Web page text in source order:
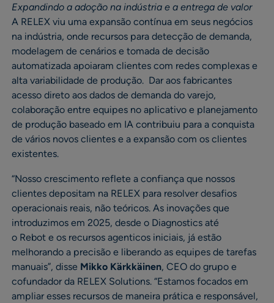
Expandindo a adoção na indústria e a entrega de valor
A RELEX viu uma expansão contínua em seus negócios
na indústria, onde recursos para detecção de demanda,
modelagem de cenários e tomada de decisão
automatizada apoiaram clientes com redes complexas e
alta variabilidade de produção. Dar aos fabricantes
acesso direto aos dados de demanda do varejo,
colaboração entre equipes no aplicativo e planejamento
de produção baseado em IA contribuiu para a conquista
de vários novos clientes e a expansão com os clientes
existentes.
“Nosso crescimento reflete a confiança que nossos
clientes depositam na RELEX para resolver desafios
operacionais reais, não teóricos. As inovações que
introduzimos em 2025, desde o Diagnostics até
o Rebot e os recursos agenticos iniciais, já estão
melhorando a precisão e liberando as equipes de tarefas
manuais”, disse Mikko Kärkkäinen, CEO do grupo e
cofundador da RELEX Solutions. “Estamos focados em
ampliar esses recursos de maneira prática e responsável,